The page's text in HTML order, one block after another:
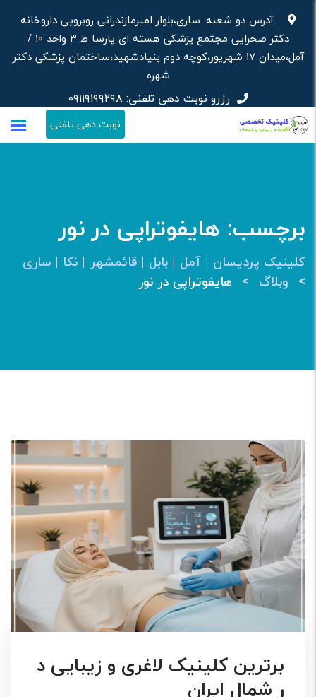
محتوا
آدرس دو شعبه: ساری،بلوار امیرمازندرانی روبرویی داروخانه‌
دکتر صحرایی مجتمع پزشکی هسته ای پارسا ط ۳ واحد ۱۰ /
آمل،میدان ۱۷ شهریور،کوچه دوم بنیادشهید،ساختمان پزشکی دکتر
شهره
رزرو نوبت دهی تلفنی:۰۹۱۱۹۱۹۹۲۹۸
نوبت دهی تلفنی
برچسب: هایفوتراپی در نور
کلینیک پردیسان | آمل | بابل | قائمشهر | نکا | ساری
> وبلاگ > هایفوتراپی در نور
برترین کلینیک لاغری و زیبایی د
ر شمال ایران